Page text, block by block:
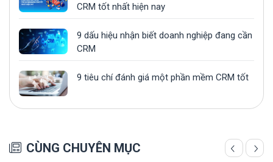
CRM tốt nhất hiện nay
9 dấu hiệu nhận biết doanh nghiệp đang cần
CRM
9 tiêu chí đánh giá một phần mềm CRM tốt
CÙNG CHUYÊN MỤC